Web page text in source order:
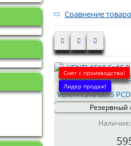
Сравнение
Снят с производства!
Лидер продаж!
VENTI 1510 6x15
Резервный
Наличие: